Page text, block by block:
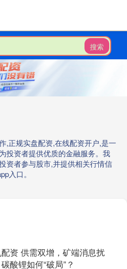
搜索
,正规实盘配资,在线配资开户,是一
投资者提供优质的金融服务。我
资者参与股市,并提供相关行情信
入口。
资 供需双增，矿端消息扰
酸锂如何“破局”？